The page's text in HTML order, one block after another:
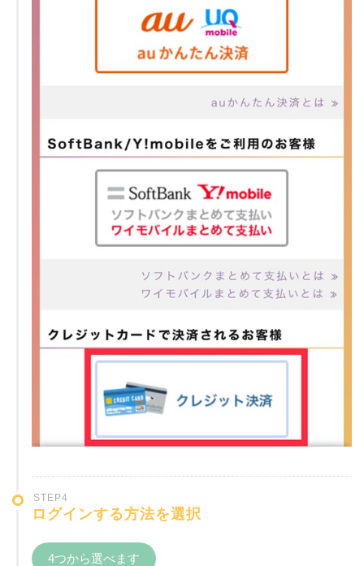
STEP4
ログインする方法を選択
4つから選べます